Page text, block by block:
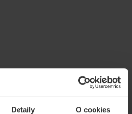
Detaily O cookies